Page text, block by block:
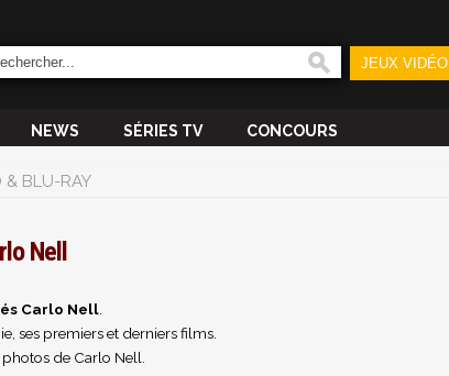
JEUX VIDÉO
NEWS SÉRIES TV CONCOURS
& BLU-RAY
Nell
Carlo Nell.
ses premiers et derniers films.
de Carlo Nell.